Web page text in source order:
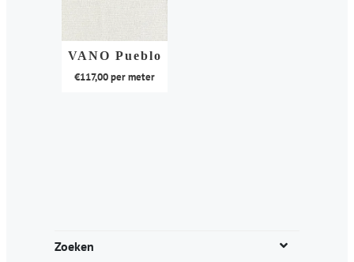
Zoeken
VANO Pueblo
€117,00per meter
kan